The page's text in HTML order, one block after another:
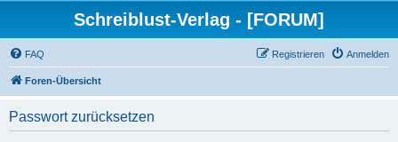
Schreiblust-Verlag - [FORUM]
FAQ Anmelden
Registrieren
Foren-Übersicht
Passwort zurücksetzen